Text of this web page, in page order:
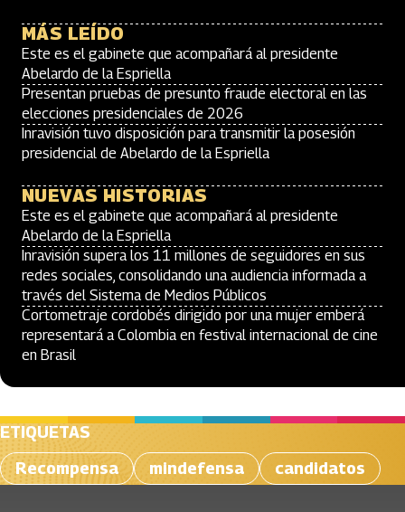
MÁS LEÍDO
Este es el gabinete que acompañará al presidente
Abelardo de la Espriella
Presentan pruebas de presunto fraude electoral en las
elecciones presidenciales de 2026
Inravisión tuvo disposición para transmitir la posesión
presidencial de Abelardo de la Espriella
NUEVAS HISTORIAS
Este es el gabinete que acompañará al presidente
Abelardo de la Espriella
Inravisión supera los 11 millones de seguidores en sus
redes sociales, consolidando una audiencia informada a
través del Sistema de Medios Públicos
Cortometraje cordobés dirigido por una mujer emberá
representará a Colombia en festival internacional de cine
en Brasil
ETIQUETAS
Recompensa
mindefensa candidatos